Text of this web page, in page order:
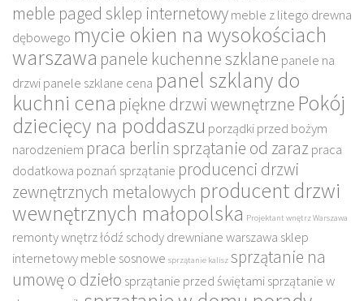
meble paged sklep internetowymeble z litego drewna
dębowego mycie okien na wysokościach
warszawa panele kuchenne szklane panele na
drzwipanele szklane cena panel szklany do
kuchni cena piękne drzwi wewnętrzne Pokój
dziecięcy na poddaszu porządki przed bożym
narodzeniem praca berlin sprzątanie od zarazpraca
dodatkowa poznań sprzątanie producenci drzwi
zewnętrznych metalowych producent drzwi
wewnętrznych małopolska Projektant wnętrz Warszawa
remonty wnętrz łódź schody drewniane warszawa sklep
internetowy meble sosnowe sprzątanie kalisz sprzątanie na
umowę o dzieło sprzątanie przed świętamisprzątanie w